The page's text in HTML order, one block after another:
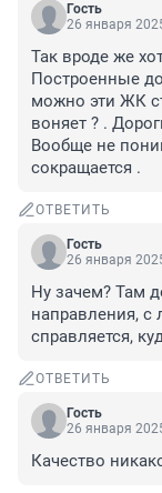
Гость
26 января
Так вроде же
Построенные
можно эти ЖК
воняет ? .
Вообще не
сокращается .
ОТВЕТИТЬ
Гость
26 января
Ну зачем? Там
направления, с
справляется,
ОТВЕТИТЬ
Гость
26 января
Качество